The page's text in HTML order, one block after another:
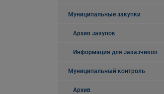
Муниципальные закупки
Архив закупок
Информация для заказчиков
Муниципальный контроль
Архив